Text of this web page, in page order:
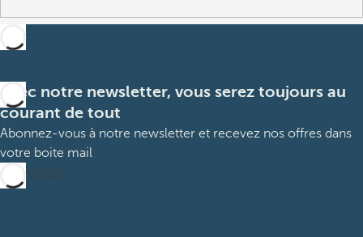
Avec notre newsletter, vous serez toujours au
courant de tout
Abonnez-vous à notre newsletter et recevez nos offres dans
votre boite mail
M’abonner